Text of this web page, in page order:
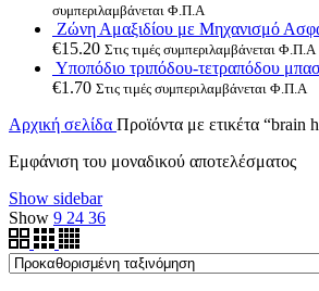
συμπεριλαμβάνεται Φ.Π.Α
Ζώνη Αμαξιδίου με Μηχανισμό
€15.20 Στις τιμές συμπεριλαμβάνεται Φ.Π.Α
Υποπόδιο τριπόδου-τετραπόδου
€1.70 Στις τιμές συμπεριλαμβάνεται Φ.Π.Α
Αρχική σελίδα Προϊόντα με ετικέτα “brain
Εμφάνιση του μοναδικού αποτελέσματος
Show sidebar
Show 9 24 36